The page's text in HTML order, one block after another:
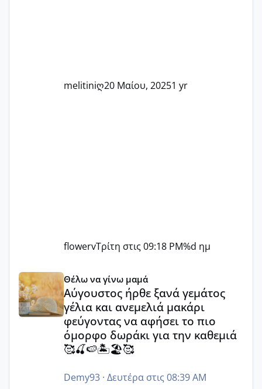
melitiniღ20 Μαίου, 20251 yr
flowervΤρίτη στις 09:18 PM%d ημ
Αύγουστος ήρθε ξανά γεμάτος γέλια και ανεμελιά
Θέλω να γίνω μαμά
Αύγουστος ήρθε ξανά γεμάτος
γέλια και ανεμελιά μακάρι
φεύγοντας να αφήσει το πιο
όμορφο δωράκι για την καθεμιά
🥰🍒🍉🏝️🏖️🥰
Demy93· Δευτέρα στις 08:39 AM